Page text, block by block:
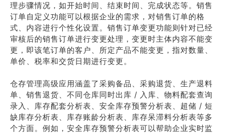
理步骤情况，如开始时间、结束时间、完成状态等。销售
订单自定义功能可以根据企业的需求，对销售订单的格
式、内容进行个性化设置。销售订单变更功能则针对已经
审核后的销售订单进行变更处理，变更时主体内容不能变
更，即该笔订单的客户、所定产品不能变更，指对数量、
单价、税率和交货日期进行变更。
仓存管理高级应用涵盖了采购备品、采购退货、生产退料
单、销售退货、不同仓库同时出库 / 入库、物料配套查询
录入、库存配套分析表、安全库存预警分析表、超储 / 短
缺库存分析表、库存账龄分析表、库存呆滞料分析表等多
个方面。例如，安全库存预警分析表可以帮助企业实时监